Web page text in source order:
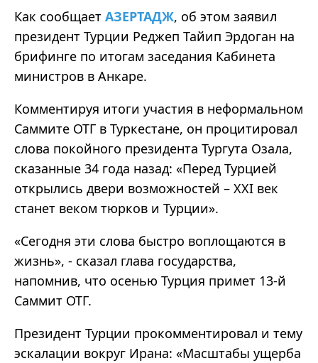
Как сообщает АЗЕРТАДЖ, об этом заявил
президент Турции Реджеп Тайип Эрдоган на
брифинге по итогам заседания Кабинета
министров в Анкаре.
Комментируя итоги участия в неформальном
Саммите ОТГ в Туркестане, он процитировал
слова покойного президента Тургута Озала,
сказанные 34 года назад: «Перед Турцией
открылись двери возможностей – XXI век
станет веком тюрков и Турции».
«Сегодня эти слова быстро воплощаются в
жизнь», - сказал глава государства,
напомнив, что осенью Турция примет 13-й
Саммит ОТГ.
Президент Турции прокомментировал и тему
эскалации вокруг Ирана: «Масштабы ущерба